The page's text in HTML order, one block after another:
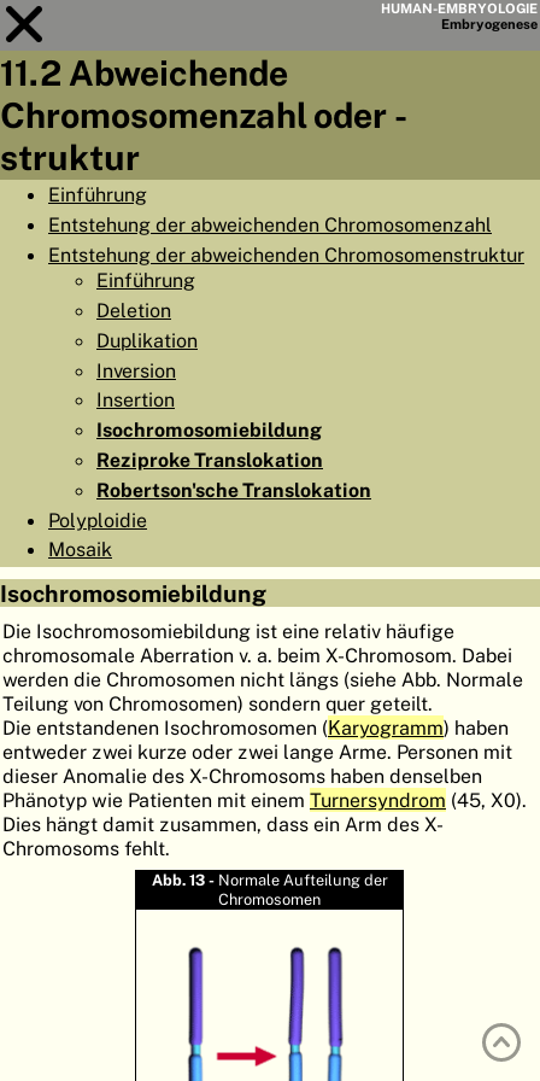
HUMAN-EMBRYOLOGIE
Embryogenese
Modul
ABSTRAKT
EMBRYO
ATLASEMBRYOLOGY
SUCHEN
HILFE
FR
EN
11.2 Abweichende
Chromosomenzahl oder -
struktur
Einführung
Entstehung der abweichenden Chromosomenzahl
Entstehung der abweichenden Chromosomenstruktur
Einführung
Deletion
Duplikation
Inversion
Insertion
Isochromosomiebildung
Reziproke Translokation
Robertson'sche Translokation
Polyploidie
Mosaik
Isochromosomiebildung
Die Isochromosomiebildung ist eine relativ häufige
chromosomale Aberration v. a. beim X-Chromosom. Dabei
werden die Chromosomen nicht längs (siehe Abb. Normale
Teilung von Chromosomen) sondern quer geteilt.
Die entstandenen Isochromosomen (Karyogramm) haben
entweder zwei kurze oder zwei lange Arme. Personen mit
dieser Anomalie des X-Chromosoms haben denselben
Phänotyp wie Patienten mit einem Turnersyndrom (45, X0).
Dies hängt damit zusammen, dass ein Arm des X-
Chromosoms fehlt.
Abb. 13 - Normale Aufteilung der
Chromosomen